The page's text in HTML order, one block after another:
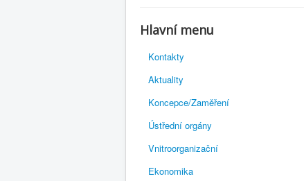
Hlavní menu
Kontakty
Aktuality
Koncepce/Zaměření
Ústřední orgány
Vnitroorganizační
Ekonomika